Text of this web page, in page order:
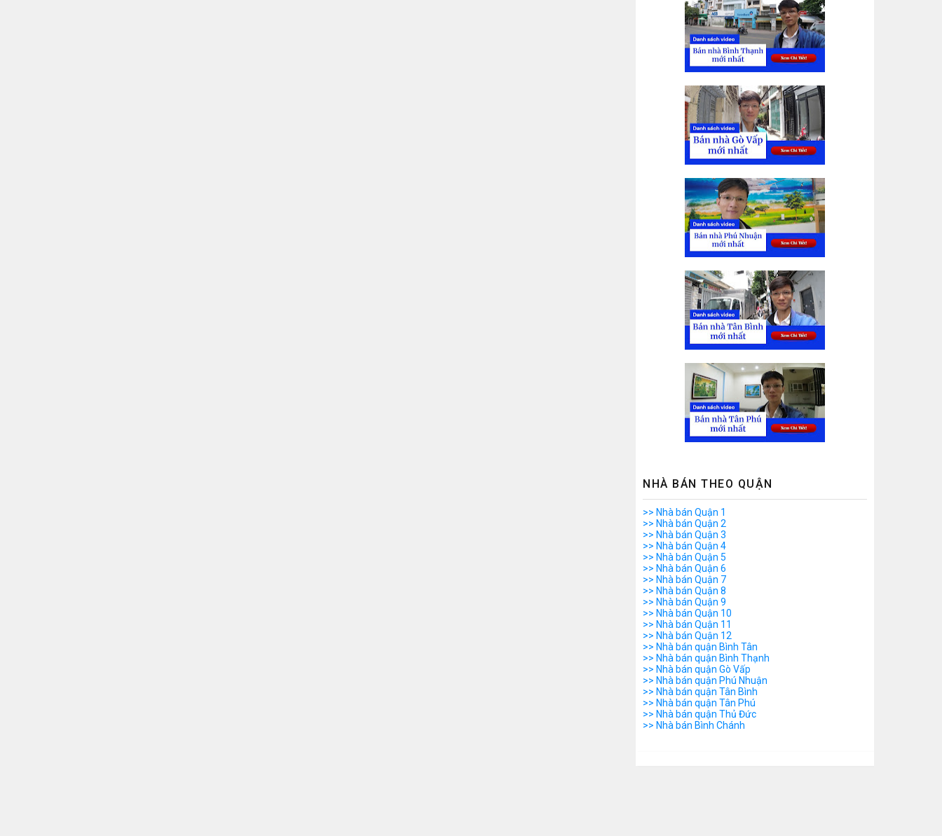
NHÀ BÁN THEO QUẬN
>> Nhà bán Quận 1
>> Nhà bán Quận 2
>> Nhà bán Quận 3
>> Nhà bán Quận 4
>> Nhà bán Quận 5
>> Nhà bán Quận 6
>> Nhà bán Quận 7
>> Nhà bán Quận 8
>> Nhà bán Quận 9
>> Nhà bán Quận 10
>> Nhà bán Quận 11
>> Nhà bán Quận 12
>> Nhà bán quận Bình Tân
>> Nhà bán quận Bình Thạnh
>> Nhà bán quận Gò Vấp
>> Nhà bán quận Phú Nhuận
>> Nhà bán quận Tân Bình
>> Nhà bán quận Tân Phú
>> Nhà bán quận Thủ Đức
>> Nhà bán Bình Chánh